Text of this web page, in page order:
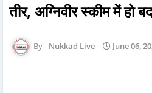
तीर, अग्निवीर स्कीम में हो
Nukkad Live June 06,